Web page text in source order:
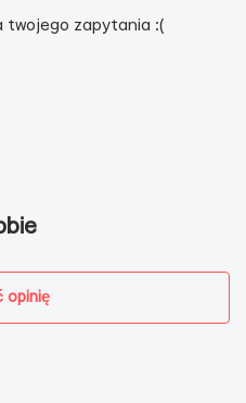
twojego zapytania :(
opinię